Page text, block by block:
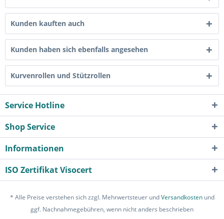
Kunden kauften auch
Kunden haben sich ebenfalls angesehen
Kurvenrollen und Stützrollen
Service Hotline
Shop Service
Informationen
ISO Zertifikat Visocert
* Alle Preise verstehen sich zzgl. Mehrwertsteuer undVersandkostenund
ggf. Nachnahmegebühren, wenn nicht anders beschrieben